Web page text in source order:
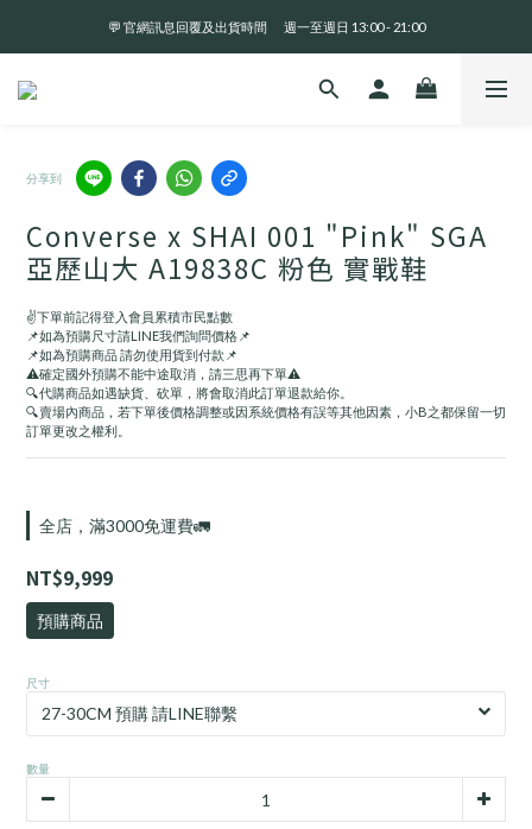
全 館 消 費 滿 三 千 免 運 費 🤘🏻
💬 官網訊息回覆及出貨時間       週一至週日 13:00 - 21:00
全 館 消 費 滿 三 千 免 運 費 🤘🏻
分享到
Converse x SHAI 001 "Pink" SGA
亞歷山大 A19838C 粉色 實戰鞋
✌️下單前記得登入會員累積市民點數
📌如為預購尺寸請LINE我們詢問價格📌
📌如為預購商品 請勿使用貨到付款📌
⚠️確定國外預購不能中途取消，請三思再下單⚠️
🔍代購商品如遇缺貨、砍單，將會取消此訂單退款給你。
🔍賣場內商品，若下單後價格調整或因系統價格有誤等其他因素，小B之都保留一切
訂單更改之權利。
全店，滿3000免運費🚛
NT$9,999
預購商品
尺寸
數量